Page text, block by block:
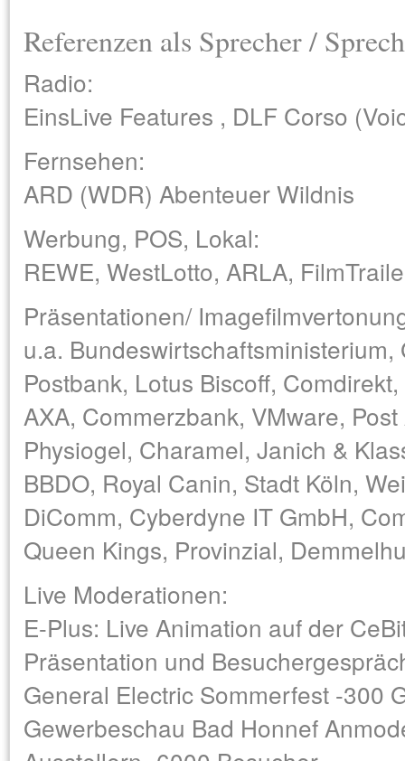
Referenzen als Sprecher /
Radio:
EinsLive Features , DLF Corso
Fernsehen:
ARD (WDR) Abenteuer Wildnis
Werbung, POS, Lokal:
REWE, WestLotto, ARLA,
Präsentationen/
u.a. Bundeswirtschaftsministerium,
Postbank, Lotus Biscoff,
AXA, Commerzbank, VMware,
Physiogel, Charamel, Janich &
BBDO, Royal Canin, Stadt Köln,
DiComm, Cyberdyne IT GmbH,
Queen Kings, Provinzial,
Live Moderationen:
E-Plus: Live Animation auf der
Präsentation und
General Electric Sommerfest -300
Gewerbeschau Bad Honnef